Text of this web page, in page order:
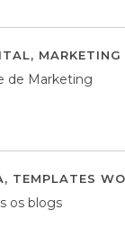
,
de Marketing
, TEMPLATES
os blogs